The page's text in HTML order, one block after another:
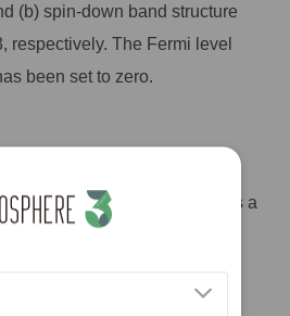
(b) spin-down band structure
respectively. The Fermi level
been set to zero.
change of the unit cell as a
(b) Average reaction
with and without volume
for each configuration with